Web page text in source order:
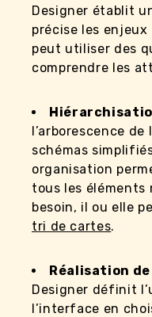
Designer établit
précise les
peut utiliser des
comprendre les
l’arborescence de
schémas
organisation
tous les éléments
besoin, il ou elle
tri de cartes.
Réalisation
Designer définit
l’interface en